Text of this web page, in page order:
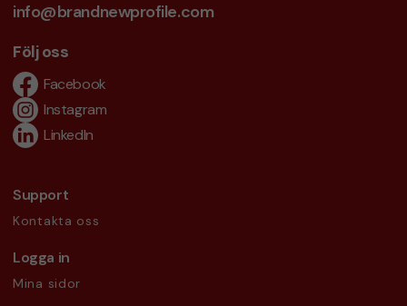
info@brandnewprofile.com
Följ oss
Facebook
Instagram
LinkedIn
Support
Kontakta oss
Logga in
Mina sidor